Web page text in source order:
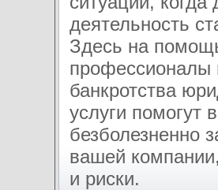
деятельность
Здесь на
профессионалы
банкротства
услуги помогут
безболезненно
вашей
и риски.